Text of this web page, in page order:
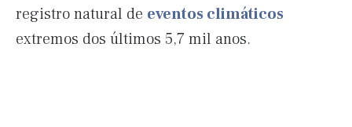
registro natural de eventos climáticos
extremos dos últimos 5,7 mil anos.